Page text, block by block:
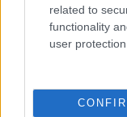
related to
functionality
user protection.